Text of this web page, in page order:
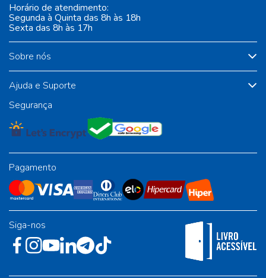
Sobre nós
Ajuda e Suporte
Horário de atendimento:
Segunda à Quinta das 8h às 18h
Sexta das 8h às 17h
Segurança
Pagamento
Siga-nos